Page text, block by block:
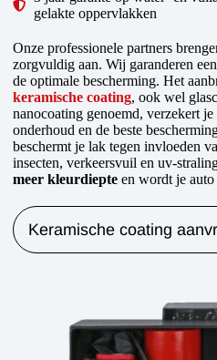
gelakte oppervlakken
Onze professionele partners
zorgvuldig aan. Wij garanderen
de optimale bescherming. Het
keramische coating, ook wel
nanocoating genoemd, verzekert
onderhoud en de beste
beschermt je lak tegen invloeden
insecten, verkeersvuil en uv-
meer kleurdiepte en wordt je auto
Keramische coating